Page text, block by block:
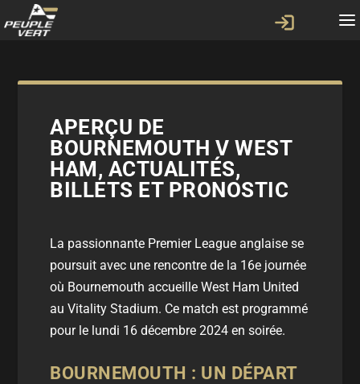
APERÇU DE
BOURNEMOUTH V WEST
HAM, ACTUALITÉS,
BILLETS ET PRONOSTIC
La passionnante Premier League anglaise se
poursuit avec une rencontre de la 16e journée
où Bournemouth accueille West Ham United
au Vitality Stadium. Ce match est programmé
pour le lundi 16 décembre 2024 en soirée.
BOURNEMOUTH : UN DÉPART